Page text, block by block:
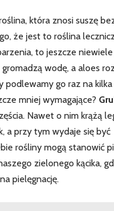
która znosi suszę
że‌ jest to ⁣roślina
to ​jeszcze
gromadzą wodę, a⁢ aloes
podlewamy‌ go‍ raz na
mniej wymagające?
Nawet o nim krążą
a przy tym wydaje się być
rośliny mogą stanowić
zielonego kącika,
pielęgnację.